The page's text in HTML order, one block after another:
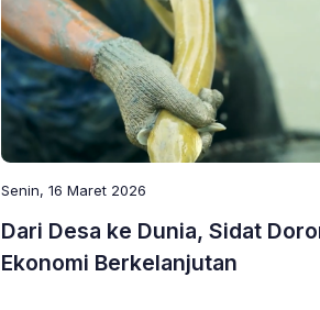
Senin, 16 Maret 2026
Dari Desa ke Dunia, Sidat
Ekonomi Berkelanjutan